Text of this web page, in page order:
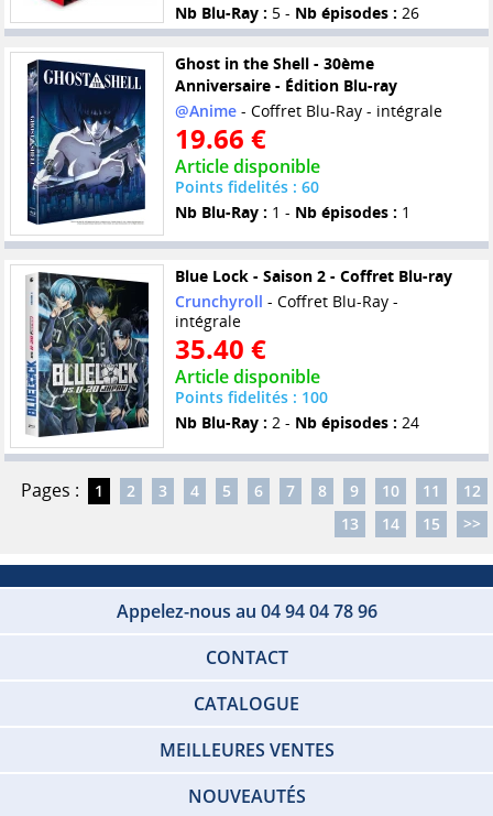
Nb Blu-Ray : 5 - Nb épisodes : 26
Ghost in the Shell - 30ème
Anniversaire - Édition Blu-ray
@Anime- Coffret Blu-Ray - intégrale
19.66 €
Article disponible
Points fidelités : 60
Nb Blu-Ray : 1 - Nb épisodes : 1
Blue Lock - Saison 2 - Coffret Blu-ray
Crunchyroll - Coffret Blu-Ray -
intégrale
35.40 €
Article disponible
Points fidelités : 100
Nb Blu-Ray : 2 - Nb épisodes : 24
Pages : 1 2 3 4 5 6 7 8 9 10 11
12
13
14 15 >>
Appelez-nous au 04 94 04 78 96
CONTACT
CATALOGUE
MEILLEURES VENTES
NOUVEAUTÉS